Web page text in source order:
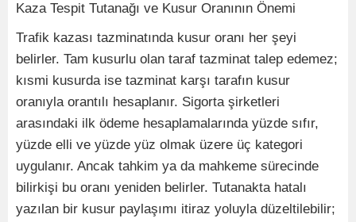
Kaza Tespit Tutanağı ve Kusur Oranının Önemi
Trafik kazası tazminatında kusur oranı her şeyi
belirler. Tam kusurlu olan taraf tazminat talep edemez;
kısmi kusurda ise tazminat karşı tarafın kusur
oranıyla orantılı hesaplanır. Sigorta şirketleri
arasındaki ilk ödeme hesaplamalarında yüzde sıfır,
yüzde elli ve yüzde yüz olmak üzere üç kategori
uygulanır. Ancak tahkim ya da mahkeme sürecinde
bilirkişi bu oranı yeniden belirler. Tutanakta hatalı
yazılan bir kusur paylaşımı itiraz yoluyla düzeltilebilir;